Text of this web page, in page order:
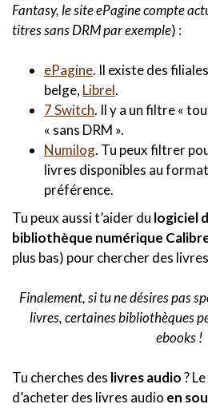
Fantasy, le site ePagine compte
titres sans DRM par exemple) :
ePagine. Il existe des
belge, Librel.
7 Switch. Il y a un filtre «
« sans DRM ».
Numilog. Tu peux filtrer
livres disponibles au
préférence.
Tu peux aussi t’aider du logiciel
bibliothèque numérique
plus bas) pour chercher des
Finalement, si tu ne désires pas
livres, certaines bibliothèques
ebooks !
Tu cherches des livres audio?
d’acheter des livres audio en